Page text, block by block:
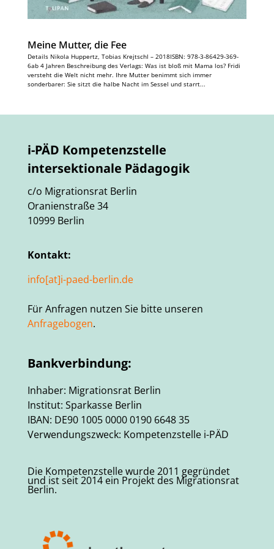
Meine Mutter, die Fee
Details Nikola Huppertz, Tobias Krejtschl – 2018ISBN: 978-3-86429-369-
6ab 4 Jahren Beschreibung des Verlags: Was ist bloß mit Mama los? Fridi
versteht die Welt nicht mehr. Ihre Mutter benimmt sich immer
sonderbarer: Sie sitzt die halbe Nacht im Sessel und starrt...
i-PÄD Kompetenzstelle
intersektionale Pädagogik
c/o Migrationsrat Berlin
Oranienstraße 34
10999 Berlin
Kontakt:
info[at]i-paed-berlin.de
Für Anfragen nutzen Sie bitte unseren
Anfragebogen.
Bankverbindung:
Inhaber: Migrationsrat Berlin
Institut: Sparkasse Berlin
IBAN: DE90 1005 0000 0190 6648 35
Verwendungszweck: Kompetenzstelle i-PÄD
Die Kompetenzstelle wurde 2011 gegründet
und ist seit 2014 ein Projekt des Migrationsrat
Berlin.